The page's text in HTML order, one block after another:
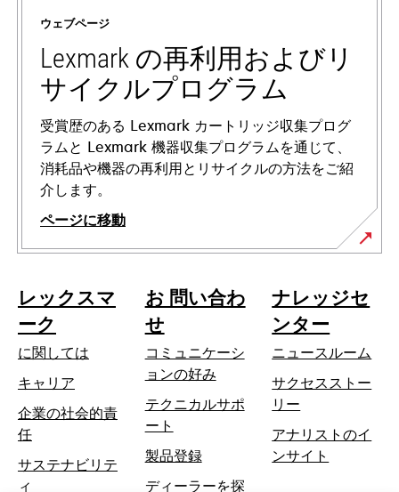
ウェブページ
Lexmark の再利用およびリ
サイクルプログラム
受賞歴のある Lexmark カートリッジ収集プログ
ラムと Lexmark 機器収集プログラムを通じて、
消耗品や機器の再利用とリサイクルの方法をご紹
介します。
ページに移動
レックスマ
ーク
に関しては
キャリア
企業の社会的責
任新
い
サステナビリテ
ィ
お 問い合わ
せ
コミュニケーシ
ョンの好み
テクニカルサポ
ート
し
い
製品登録
ディーラーを探
ナレッジセ
ンター
ニュースルーム
サクセスストー
リー
アナリストのイ
ンサイト